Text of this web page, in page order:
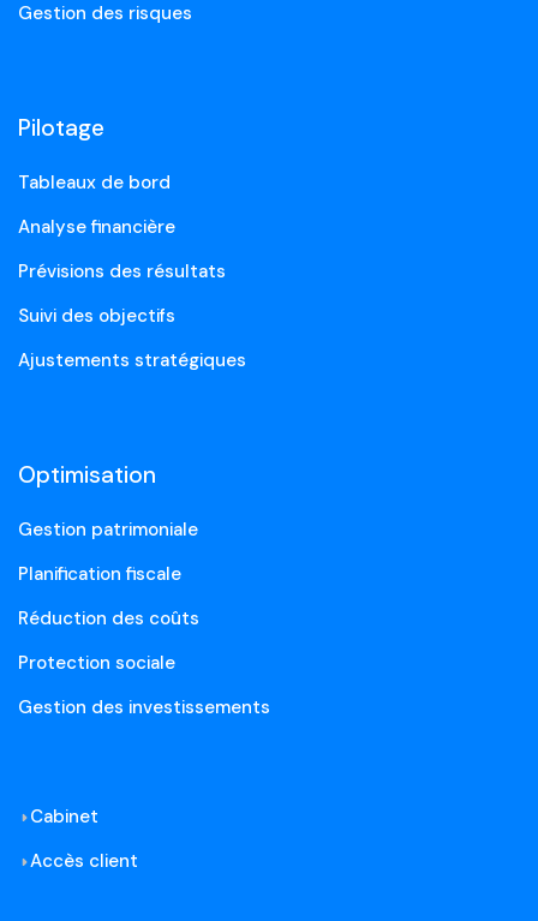
Gestion des risques
Pilotage
Tableaux de bord
Analyse financière
Prévisions des résultats
Suivi des objectifs
Ajustements stratégiques
Optimisation
Gestion patrimoniale
Planification fiscale
Réduction des coûts
Protection sociale
Gestion des investissements
Cabinet
Accès client